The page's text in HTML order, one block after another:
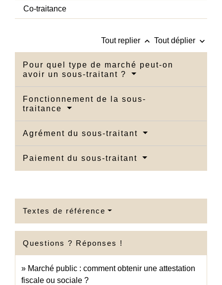
Co-traitance
Tout replier keyboard_arrow_up Tout déplier keyboard_arrow_down
Pour quel type de marché peut-on
avoir un sous-traitant ?
Fonctionnement de la sous-
traitance
Agrément du sous-traitant
Paiement du sous-traitant
Textes de référence
Questions ? Réponses !
Marché public : comment obtenir une attestation
fiscale ou sociale ?